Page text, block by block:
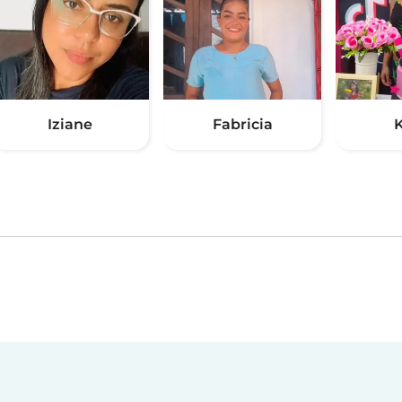
Iziane Fabricia